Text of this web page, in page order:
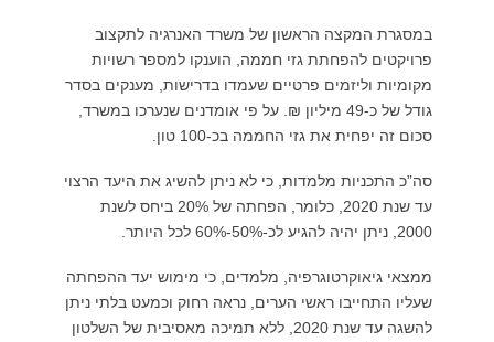
במסגרת המקצה הראשון של משרד האנרגיה לתקצוב
פרויקטים להפחתת גזי חממה, הוענקו למספר רשויות
מקומיות וליזמים פרטיים שעמדו בדרישות, מענקים בסדר
גודל של כ-49 מיליון ₪. על פי אומדנים שנערכו במשרד,
סכום זה יפחית את גזי החממה בכ-100 טון.
סה”כ התכניות מלמדות, כי לא ניתן להשיג את היעד הרצוי
עד שנת 2020, כלומר, הפחתה של 20% ביחס לשנת
2000, ניתן יהיה להגיע לכ-50%-60% לכל היותר.
ממצאי גיאוקרטוגרפיה, מלמדים, כי מימוש יעד ההפחתה
שעליו התחייבו ראשי הערים, נראה רחוק וכמעט בלתי ניתן
להשגה עד שנת 2020, ללא תמיכה מאסיבית של השלטון